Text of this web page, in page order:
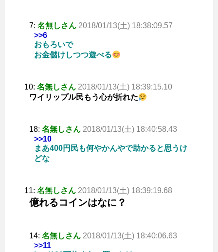
7: 名無しさん 2018/01/13(土) 18:38:09.57
>>6
おもろいで
お金儲けしつつ遊べる
10: 名無しさん 2018/01/13(土) 18:39:15.10
ワイリップル民もう心が折れた
18: 名無しさん 2018/01/13(土) 18:40:58.43
>>10
まあ400円民も何やかんやで助かると思うけ
どな
11: 名無しさん 2018/01/13(土) 18:39:19.68
億れるコインはなに？
14: 名無しさん 2018/01/13(土) 18:40:06.63
>>11